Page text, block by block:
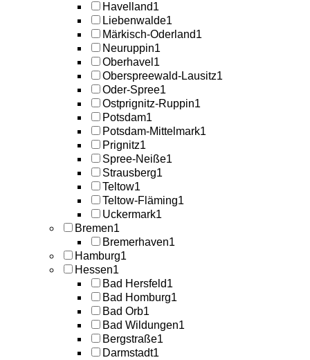
Havelland1
Liebenwalde1
Märkisch-Oderland1
Neuruppin1
Oberhavel 1
Oberspreewald-Lausitz1
Oder-Spree1
Ostprignitz-Ruppin1
Potsdam1
Potsdam-Mittelmark1
Prignitz1
Spree-Neiße1
Strausberg1
Teltow1
Teltow-Fläming1
Uckermark1
Bremen1
Bremerhaven1
Hamburg1
Hessen1
Bad Hersfeld1
Bad Homburg1
Bad Orb1
Bad Wildungen1
Bergstraße1
Darmstadt1